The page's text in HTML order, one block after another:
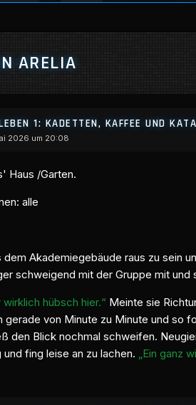
ARELIA
1: KADETTEN, KAFFEE UND
2026 um 20:08
Haus /Garten.
alle
dem Akademiegebäude raus zu sein
schweigend mit der Gruppe mit
wirklich hübsch hier.“ Meinte sie
von Minute zu Minute und so
den Blick nochmal schweifen.
fing leise an zu lachen. „Ein ganz